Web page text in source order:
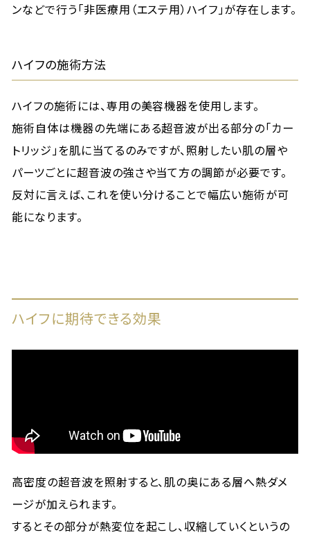
ンなどで行う「非医療用（エステ用）ハイフ」が存在します。
ハイフの施術方法
ハイフの施術には、専用の美容機器を使用します。
施術自体は機器の先端にある超音波が出る部分の「カー
トリッジ」を肌に当てるのみですが、照射したい肌の層や
パーツごとに超音波の強さや当て方の調節が必要です。
反対に言えば、これを使い分けることで幅広い施術が可
能になります。
ハイフに期待できる効果
高密度の超音波を照射すると、肌の奥にある層へ熱ダメ
ージが加えられます。
するとその部分が熱変位を起こし、収縮していくというの